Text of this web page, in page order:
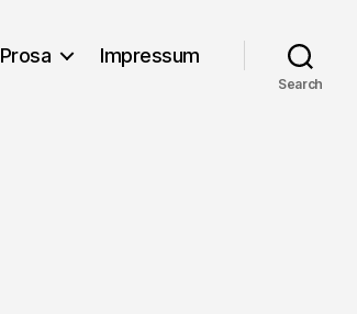
Prosa Impressum
Search